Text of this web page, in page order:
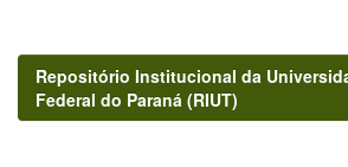
Repositório Institucional da
Federal do Paraná (RIUT)